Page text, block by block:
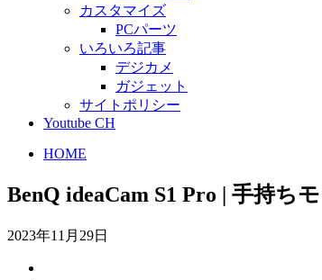
カスタマイズ
PCパーツ
いろいろ記事
デジカメ
ガジェット
サイトポリシー
Youtube CH
HOME
BenQ ideaCam S1 Pro | 手持ち
2023年11月29日